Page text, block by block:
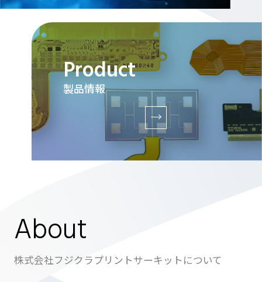
Product
製品情報
About
株式会社フジクラプリントサーキットについて